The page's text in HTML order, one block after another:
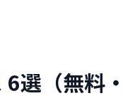
選（無料